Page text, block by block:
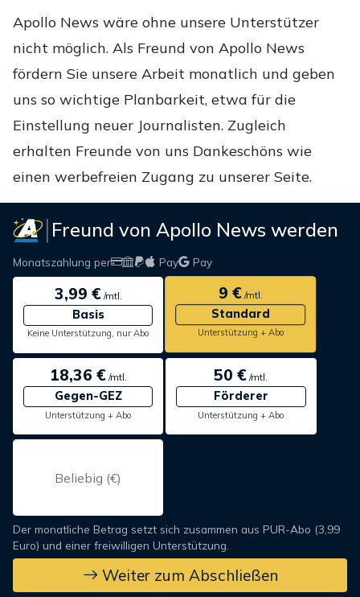
Apollo News wäre ohne unsere Unterstützer
nicht möglich. Als Freund von Apollo News
fördern Sie unsere Arbeit monatlich und geben
uns so wichtige Planbarkeit, etwa für die
Einstellung neuer Journalisten. Zugleich
erhalten Freunde von uns Dankeschöns wie
einen werbefreien Zugang zu unserer Seite.
Freund von Apollo News werden
Monatszahlung per Pay Pay
3,99 €/mtl.
Basis
Keine Unterstützung, nur Abo
9 €/mtl.
Standard
Unterstützung + Abo
18,36 €/mtl.
Gegen-GEZ
Unterstützung + Abo
50 € /mtl.
Förderer
Unterstützung + Abo
Der monatliche Betrag setzt sich zusammen aus PUR-Abo (3,99
Euro) und einer freiwilligen Unterstützung.
Weiter zum Abschließen